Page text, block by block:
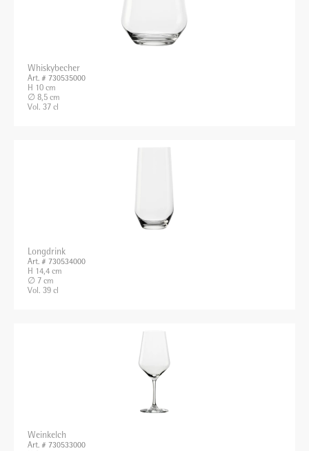
Whiskybecher
Art. # 730535000
H 10 cm
∅ 8,5 cm
Vol. 37 cl
Longdrink
Art. # 730534000
H 14,4 cm
∅ 7 cm
Vol. 39 cl
Weinkelch
Art. # 730533000